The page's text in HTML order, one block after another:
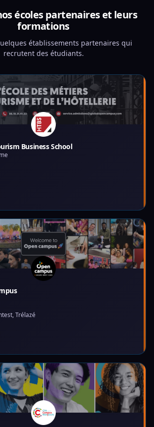
écoles partenaires et leurs
formations
établissements partenaires qui
recrutent des étudiants.
Business School
Trélazé